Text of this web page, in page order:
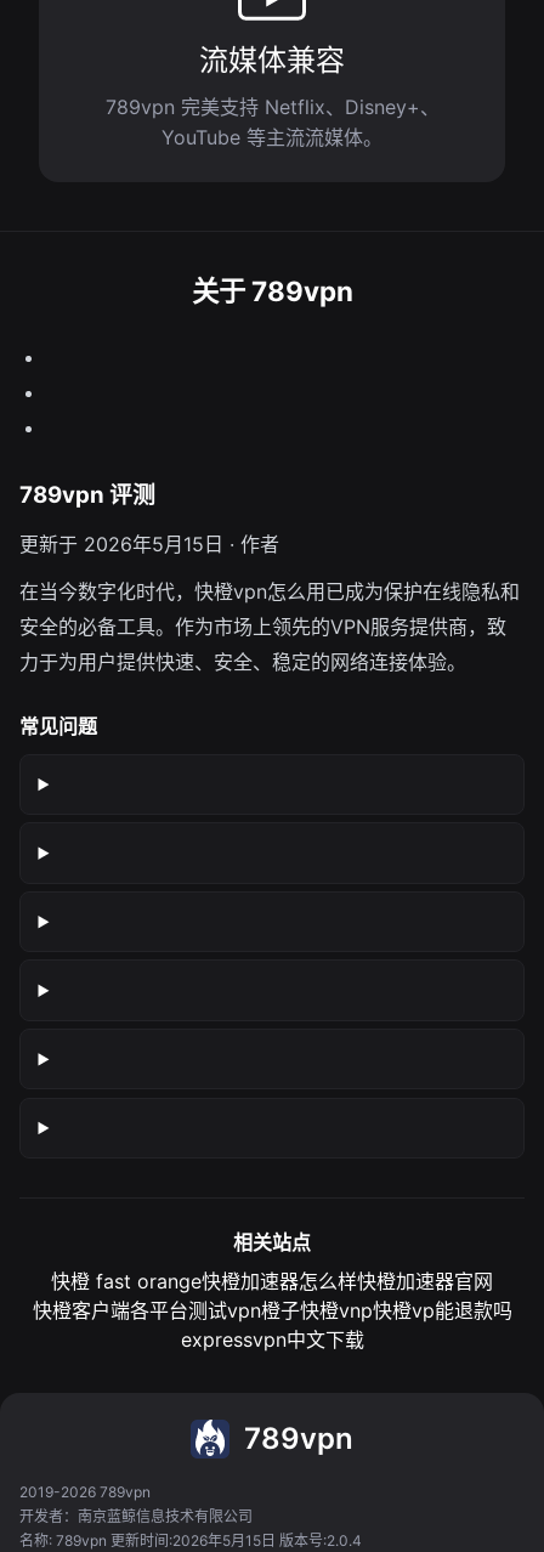
流媒体兼容
789vpn 完美支持 Netflix、Disney+、
YouTube 等主流流媒体。
关于 789vpn
789vpn 评测
更新于 2026年5月15日 · 作者
在当今数字化时代，快橙vpn怎么用已成为保护在线隐私和
安全的必备工具。作为市场上领先的VPN服务提供商，致
力于为用户提供快速、安全、稳定的网络连接体验。
常见问题
相关站点
快橙 fast orange快橙加速器怎么样快橙加速器官网
快橙客户端各平台测试vpn橙子快橙vnp快橙vp能退款吗
expressvpn中文下载
789vpn
2019-2026 789vpn
开发者：南京蓝鲸信息技术有限公司
名称: 789vpn 更新时间:2026年5月15日 版本号:2.0.4